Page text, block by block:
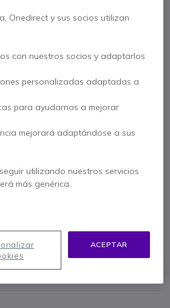
puede variar en función de su
€ s/Iva Mostrar más
360,56 €
interiores
x 2160)
consumo de energía
ideal en entornos luminosos
Onedirect y sus socios utilizan
con nuestros socios y adaptarlos
personalizadas adaptadas a
para ayudarnos a mejorar
mejorará adaptándose a sus
utilizando nuestros servicios
más genérica.
ACEPTAR